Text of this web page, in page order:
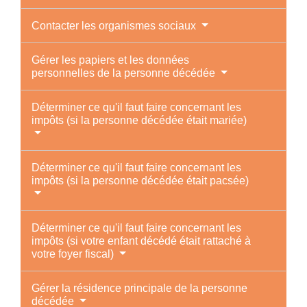
Contacter les organismes sociaux
Gérer les papiers et les données
personnelles de la personne décédée
Déterminer ce qu'il faut faire concernant les
impôts (si la personne décédée était mariée)
Déterminer ce qu'il faut faire concernant les
impôts (si la personne décédée était pacsée)
Déterminer ce qu'il faut faire concernant les
impôts (si votre enfant décédé était rattaché à
votre foyer fiscal)
Gérer la résidence principale de la personne
décédée